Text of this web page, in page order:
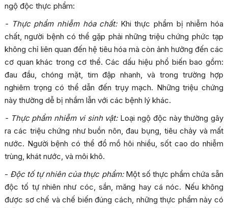
ngộ độc thực phẩm:
- Thực phẩm nhiễm hóa chất:Khi thực phẩm bị nhiễm hóa
chất, người bệnh có thể gặp phải những triệu chứng phức tạp
không chỉ liên quan đến hệ tiêu hóa mà còn ảnh hưởng đến các
cơ quan khác trong cơ thể. Các dấu hiệu phổ biến bao gồm:
đau đầu, chóng mặt, tim đập nhanh, và trong trường hợp
nghiêm trọng có thể dẫn đến trụy mạch. Những triệu chứng
này thường dễ bị nhầm lẫn với các bệnh lý khác.
- Thực phẩm nhiễm vi sinh vật:Loại ngộ độc này thường gây
ra các triệu chứng như buồn nôn, đau bụng, tiêu chảy và mất
nước. Người bệnh có thể đổ mồ hôi nhiều, sốt cao do nhiễm
trùng, khát nước, và môi khô.
- Độc tố tự nhiên của thực phẩm:Một số thực phẩm chứa sẵn
độc tố tự nhiên như cóc, sắn, măng hay cá nóc. Nếu không
được sơ chế và chế biến đúng cách, những thực phẩm này có